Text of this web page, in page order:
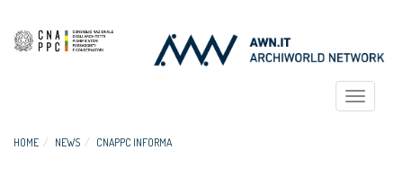
Toggle
HOME NEWS CNAPPC INFORMA